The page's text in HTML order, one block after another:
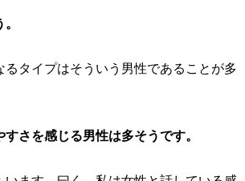
タイプはそういう男性であることが多
さを感じる男性は多そうです。